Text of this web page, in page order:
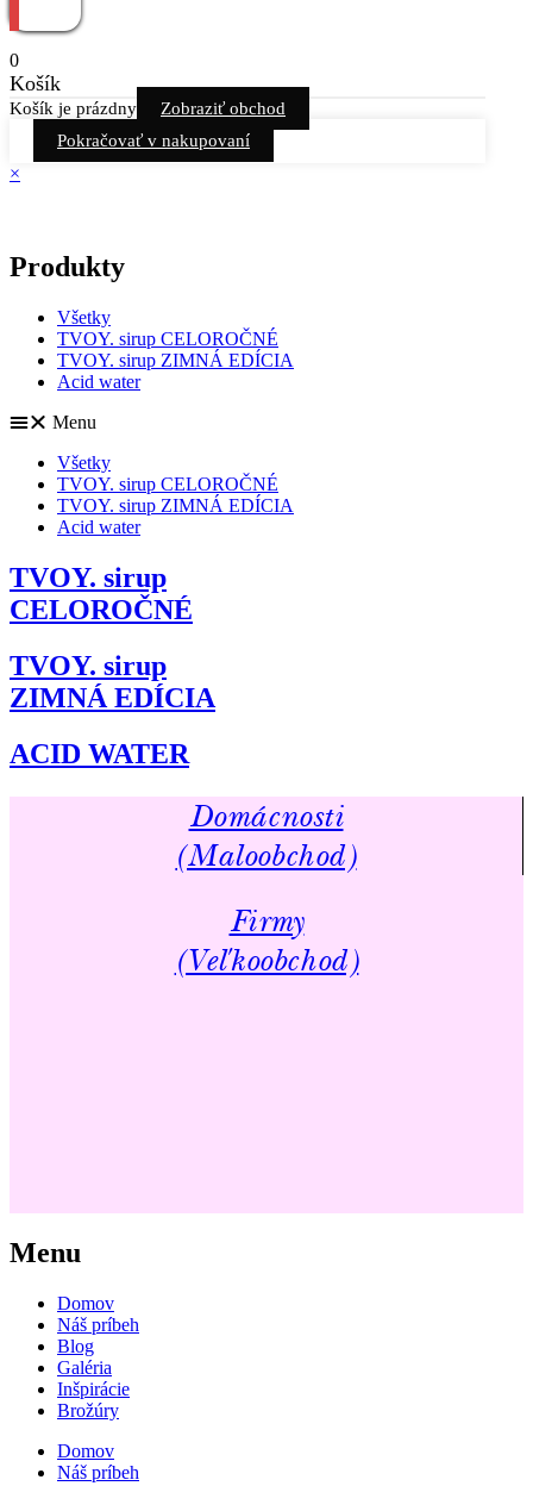
0
Košík
Košík je prázdny
Zobraziť obchod
Pokračovať v nakupovaní
×
Produkty
Všetky
TVOY. sirup CELOROČNÉ
TVOY. sirup ZIMNÁ EDÍCIA
Acid water
Menu
Všetky
TVOY. sirup CELOROČNÉ
TVOY. sirup ZIMNÁ EDÍCIA
Acid water
TVOY. sirup
CELOROČNÉ
TVOY. sirup
ZIMNÁ EDÍCIA
ACID WATER
Domácnosti
(Maloobchod)
Firmy
(Veľkoobchod)
Menu
Domov
Náš príbeh
Blog
Galéria
Inšpirácie
Brožúry
Domov
Náš príbeh